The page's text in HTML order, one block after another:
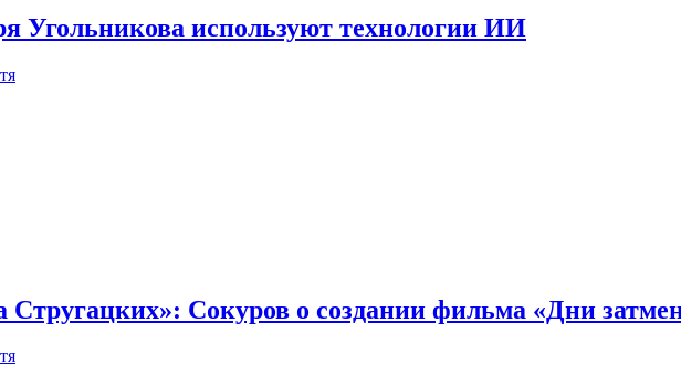
Угольникова используют технологии ИИ
Стругацких»: Сокуров о создании фильма «Дни